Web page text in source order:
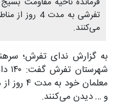
تفرشی به
می‌کنند.
به گزارش ندای تفرش؛
معلمان
و … دیدن می‌کنند.